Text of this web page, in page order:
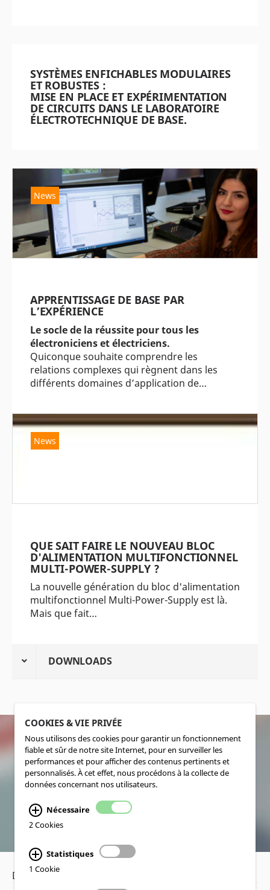
SYSTÈMES ENFICHABLES MODULAIRES
ET ROBUSTES :
MISE EN PLACE ET EXPÉRIMENTATION
DE CIRCUITS DANS LE LABORATOIRE
ÉLECTROTECHNIQUE DE BASE.
News
APPRENTISSAGE DE BASE PAR
L’EXPÉRIENCE
Le socle de la réussite pour tous les
électroniciens et électriciens.
Quiconque souhaite comprendre les
relations complexes qui règnent dans les
différents domaines d’application de…
News
QUE SAIT FAIRE LE NOUVEAU BLOC
D'ALIMENTATION MULTIFONCTIONNEL
MULTI-POWER-SUPPLY ?
La nouvelle génération du bloc d'alimentation
multifonctionnel Multi-Power-Supply est là.
Mais que fait…
DOWNLOADS
SOCIALMEDIA
Déclaration de confidentialité
COOKIES & VIE PRIVÉE
Nous utilisons des cookies pour garantir un fonctionnement
fiable et sûr de notre site Internet, pour en surveiller les
performances et pour afficher des contenus pertinents et
personnalisés. À cet effet, nous procédons à la collecte de
données concernant nos utilisateurs.
Nécessaire
2 Cookies
Statistiques
1 Cookie